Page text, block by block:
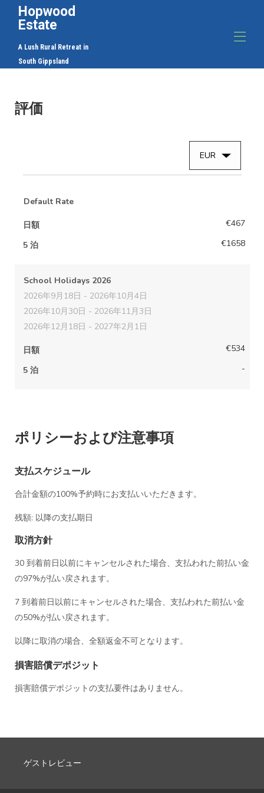
Hopwood
Estate
A Lush Rural Retreat in
South Gippsland
ホップウッド エステートのファームハウス - アグリ
ツーリズム / コルンブッラのファームハウス
ホップウッド エステートのファームハウス - アグリ
ツーリズム / コルンブッラのファームハウス
ホップウッド エステートのファームハウス - アグリ
ホップウッド エステートのファームハウス - アグリ
ツーリズム / コルンブッラのファームハウス
ホップウッド エステートのファームハウス - アグリ
ツーリズム / コルンブッラのファームハウス
ホップウッド エステートのファームハウス - アグリ
コンタクト
地図
可用性
ギャラリー
評価
EUR
Default Rate
日額
€467
5 泊
€1658
School Holidays 2026
2026年9月18日 - 2026年10月4日
2026年10月30日 - 2026年11月3日
2026年12月18日 - 2027年2月1日
日額
€534
5 泊
-
ポリシーおよび注意事項
支払スケジュール
合計金額の100%予約時にお支払いいただきます。
残額: 以降の支払期日
取消方針
30 到着前日以前にキャンセルされた場合、支払われた前払い金
の97%が払い戻されます。
7 到着前日以前にキャンセルされた場合、支払われた前払い金
の50%が払い戻されます。
以降に取消の場合、全額返金不可となります。
損害賠償デポジット
損害賠償デポジットの支払要件はありません。
ゲストレビュー